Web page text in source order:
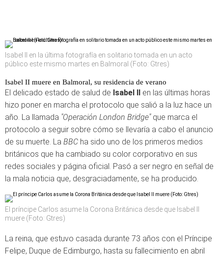
Isabel II en la última fotografía en solitario tomada en un acto
público este mismo martes en Balmoral (Foto: Gtres)
Isabel II muere en Balmoral, su residencia de verano
El delicado estado de salud de Isabel II en las últimas horas
hizo poner en marcha el protocolo que salió a la luz hace un
año. La llamada "Operación London Bridge" que marca el
protocolo a seguir sobre cómo se llevaría a cabo el anuncio
de su muerte. La BBC ha sido uno de los primeros medios
británicos que ha cambiado su color corporativo en sus
redes sociales y página oficial. Pasó a ser negro en señal de
la mala noticia que, desgraciadamente, se ha producido.
El príncipe Carlos asume la Corona Británica desde que Isabel II
muere (Foto: Gtres)
La reina, que estuvo casada durante 73 años con el Príncipe
Felipe, Duque de Edimburgo, hasta su fallecimiento en abril